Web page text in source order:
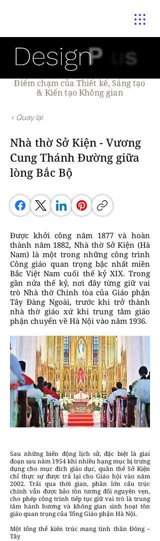
Điểm chạm của Thiết kế, Sáng tạo
& Kiến tạo Không gian
< Quay lại
Nhà thờ Sở Kiện - Vương
Cung Thánh Đường giữa
lòng Bắc Bộ
Được khởi công năm 1877 và hoàn
thành năm 1882, Nhà thờ Sở Kiện (Hà
Nam) là một trong những công trình
Công giáo quan trọng bậc nhất miền
Bắc Việt Nam cuối thế kỷ XIX. Trong
gần nửa thế kỷ, nơi đây từng giữ vai
trò Nhà thờ Chính tòa của Giáo phận
Tây Đàng Ngoài, trước khi trở thành
nhà thờ giáo xứ khi trung tâm giáo
phận chuyển về Hà Nội vào năm 1936.
Sau những biến động lịch sử, đặc biệt là giai
đoạn sau năm 1954 khi nhiều hạng mục bị trưng
dụng cho mục đích giáo dục, quần thể Sở Kiện
chỉ thực sự được trả lại cho Giáo hội vào năm
2002. Trải qua thời gian, phần lớn cấu trúc
chính vẫn được bảo tồn tương đối nguyên vẹn,
cho phép công trình tiếp tục giữ vai trò là trung
tâm hành hương và không gian sinh hoạt tôn
giáo quan trọng của Tổng Giáo phận Hà Nội.
Một tổng thể kiến trúc mang tinh thần Đông –
Tây